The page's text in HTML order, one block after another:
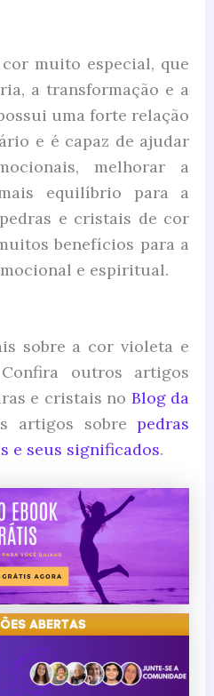
muito especial, que
a transformação e a
uma forte relação
e é capaz de ajudar
melhorar a
equilíbrio para a
e cristais de cor
benefícios para a
e espiritual.
sobre a cor violeta e
outros artigos
e cristais no Blog da
artigos sobrepedras
e seus significados.